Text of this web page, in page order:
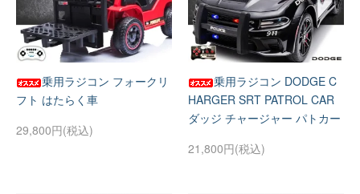
乗用ラジコン フォークリ
フト はたらく車
29,800円(税込)
乗用ラジコン DODGE C
HARGER SRT PATROL CAR
ダッジ チャージャー パトカー
21,800円(税込)